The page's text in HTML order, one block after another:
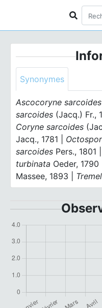
Synonymes
Ascocoryne
sarcoides (Jacq.) Fr.,
Coryne sarcoides
Jacq., 1781 |
sarcoides Pers., 1801
turbinata Oeder,
Massee, 1893 |